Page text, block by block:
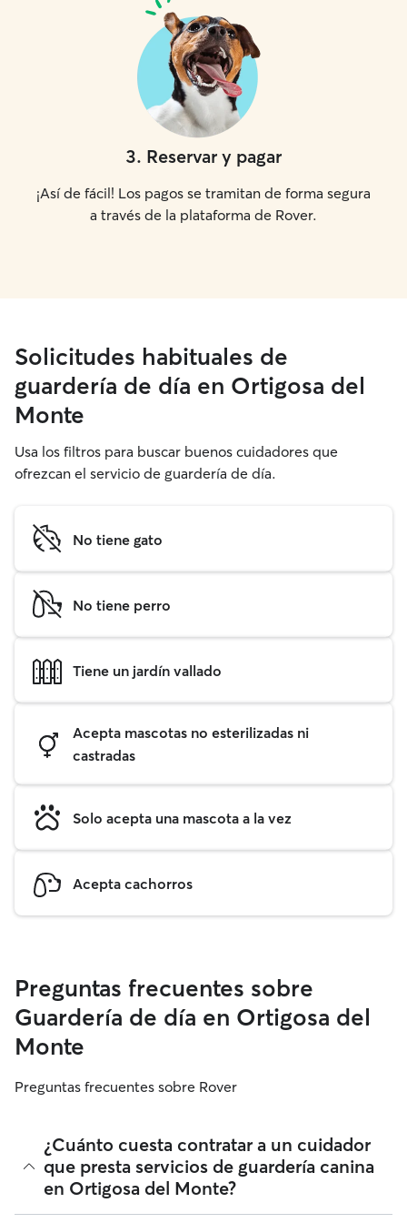
3. Reservar y pagar
¡Así de fácil! Los pagos se tramitan de forma segura
a través de la plataforma de Rover.
Solicitudes habituales de
guardería de día en Ortigosa del
Monte
Usa los filtros para buscar buenos cuidadores que
ofrezcan el servicio de guardería de día.
No tiene gato
No tiene perro
Tiene un jardín vallado
Acepta mascotas no esterilizadas ni
castradas
Solo acepta una mascota a la vez
Acepta cachorros
Preguntas frecuentes sobre
Guardería de día en Ortigosa del
Monte
Preguntas frecuentes sobre Rover
¿Cuánto cuesta contratar a un cuidador
que presta servicios de guardería canina
en Ortigosa del Monte?